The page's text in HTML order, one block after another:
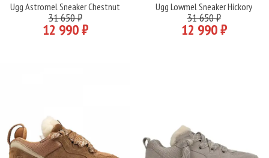
Ugg Astromel Sneaker Chestnut
31 650 ₽
12 990 ₽
Ugg Lowmel Sneaker Hickory
31 650 ₽
12 990 ₽